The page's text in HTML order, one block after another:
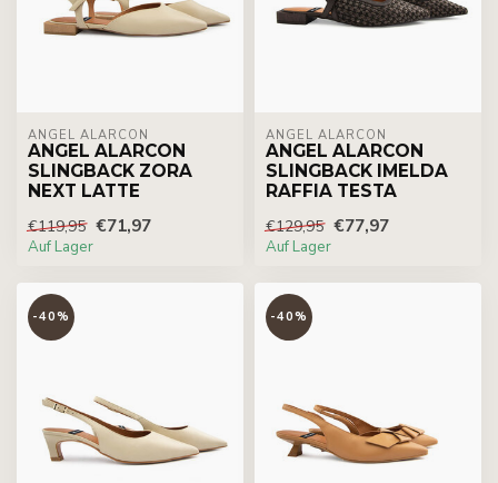
ÁNGEL ALARCÓN
ANGEL ALARCON
SLINGBACK ZORA
NEXT LATTE
€119,95 €71,97
Auf Lager
ÁNGEL ALARCÓN
ANGEL ALARCON
SLINGBACK IMELDA
RAFFIA TESTA
€129,95 €77,97
Auf Lager
-40% -40%